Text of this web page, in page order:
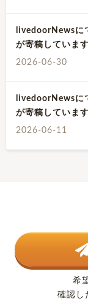
livedoorNewsに
が寄稿しています
2026-06-30
livedoorNewsに
が寄稿しています
2026-06-11
希
確認し